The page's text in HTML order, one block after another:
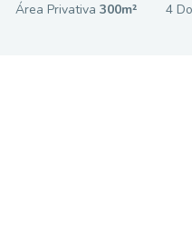
Área Privativa300m² 4